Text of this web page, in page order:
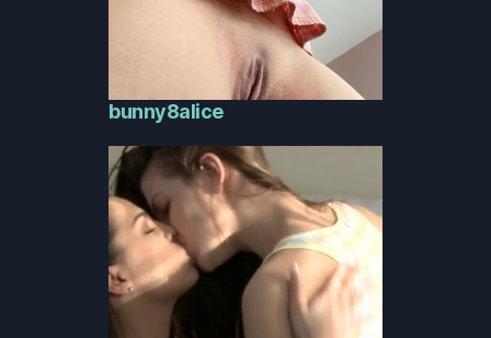
bunny8alice